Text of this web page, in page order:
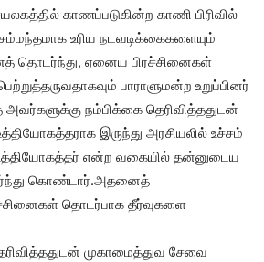
காணப்படுகின்ற காணி பிரிவில்
உரிய நடவடிக்கைகளையும்
ஏனைய பிரச்சினைகள்
பாராளுமன்ற உறுப்பினர்
நம்பிக்கை தெரிவித்ததுடன்
இருந்து அரசியலில் உச்சம்
என்ற வகையில் தன்னுடைய
கொண்டார்.அதனைத்
தொடர்பாக தீர்வுகளை
முகாமைத்துவ சேவை